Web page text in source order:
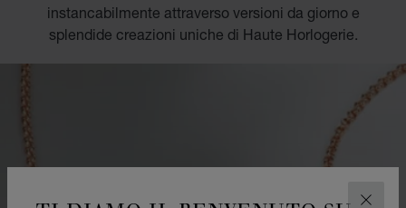
instancabilmente attraverso versioni da giorno e
splendide creazioni uniche di Haute Horlogerie.